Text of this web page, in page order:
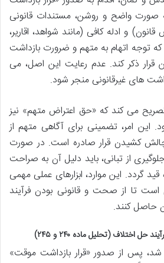
صورت واضح و روشن، مستندات قانونی
و ادله کافی (مانند شواهد، اقاریر،
توجه اتهام به متهم و ضرورت بازداشت
قرار ذکر کند. عدم رعایت این اصل، می
های غیرقانونی منجر شود.
بر این، ماده ۲۳۹ تصریح می کند که «حق اعتراض متهم» نیز
این امر، تضمینی برای آگاهی متهم از
کشیدن قرار صادره است. در صورت
از تبانی، باید دلیل آن به صراحت
قید گردد. این موارد، ابزارهای عملی مهمی
است تا از صحت و قانونی بودن فرآیند
حاصل کنند.
اختلاف (تحلیل ماده ۲۴۰ و ۲۴۵)
پس از صدور «قرار بازداشت موقت»